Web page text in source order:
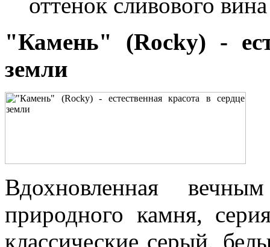
"Камень" (Rocky) -
земли
Вдохновленная
природного камня,
классические серый,